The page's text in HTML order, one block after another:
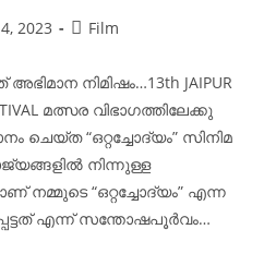
2023 Film
നിമിഷം…13th JAIPUR
മത്സര വിഭാഗത്തിലേക്കു
ചെയ്‌ത “ഒറ്റച്ചോദ്യം” സിനിമ
നിന്നുള്ള
നമ്മുടെ “ഒറ്റച്ചോദ്യം” എന്ന
എന്ന് സന്തോഷപൂർവം…